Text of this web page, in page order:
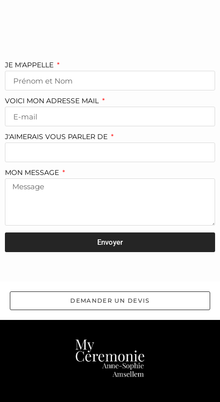
JE M'APPELLE
VOICI MON ADRESSE MAIL
J'AIMERAIS VOUS PARLER DE
MON MESSAGE
Envoyer
DEMANDER UN DEVIS